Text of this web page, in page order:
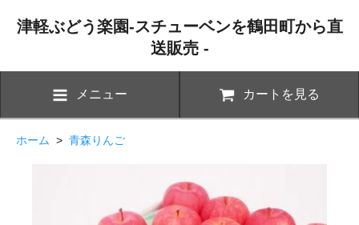
津軽ぶどう楽園-スチューベンを鶴田町から直
送販売 -
メニュー カートを見る
ホーム > 青森りんご